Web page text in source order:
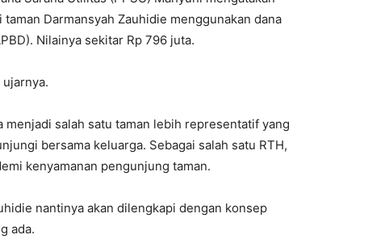
Darmansyah Zauhidie menggunakan dana
Nilainya sekitar Rp 796 juta.
menjadi salah satu taman lebih representatif yang
bersama keluarga. Sebagai salah satu RTH,
kenyamanan pengunjung taman.
nantinya akan dilengkapi dengan konsep
ada.